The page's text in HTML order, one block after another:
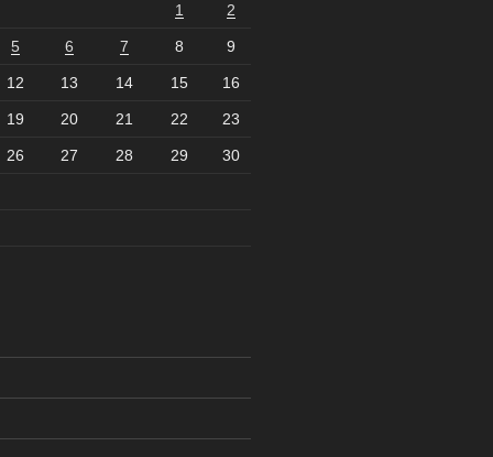
1 2
5 6 7 8 9
12 13 14 15 16
19 20 21 22 23
26 27 28 29 30